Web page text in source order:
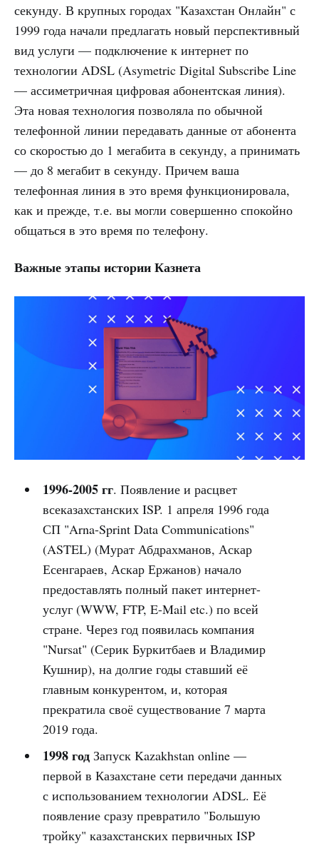
секунду. В крупных городах "Казахстан Онлайн" с
1999 года начали предлагать новый перспективный
вид услуги — подключение к интернет по
технологии ADSL (Asymetric Digital Subscribe Line
— ассиметричная цифровая абонентская линия).
Эта новая технология позволяла по обычной
телефонной линии передавать данные от абонента
со скоростью до 1 мегабита в секунду, а принимать
— до 8 мегабит в секунду. Причем ваша
телефонная линия в это время функционировала,
как и прежде, т.е. вы могли совершенно спокойно
общаться в это время по телефону.
Важные этапы истории Казнета
1996-2005 гг. Появление и расцвет
всеказахстанских ISP. 1 апреля 1996 года
СП "Arna-Sprint Data Communications"
(ASTEL) (Мурат Абдрахманов, Аскар
Есенгараев, Аскар Ержанов) начало
предоставлять полный пакет интернет-
услуг (WWW, FTP, E-Mail etc.) по всей
стране. Через год появилась компания
"Nursat" (Серик Буркитбаев и Владимир
Кушнир), на долгие годы ставший её
главным конкурентом, и, которая
прекратила своё существование 7 марта
2019 года.
1998 год Запуск Kazakhstan online —
первой в Казахстане сети передачи данных
с использованием технологии ADSL. Её
появление сразу превратило "Большую
тройку" казахстанских первичных ISP